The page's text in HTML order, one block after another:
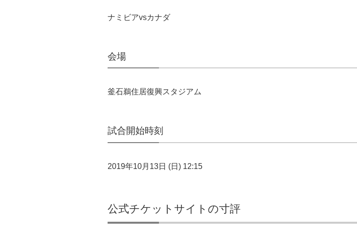
ナミビアvsカナダ
会場
釜石鵜住居復興スタジアム
試合開始時刻
2019年10月13日 (日) 12:15
公式チケットサイトの寸評